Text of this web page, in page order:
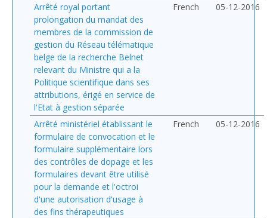
Arrêté royal portant
prolongation du mandat des
membres de la commission de
gestion du Réseau télématique
belge de la recherche Belnet
relevant du Ministre qui a la
Politique scientifique dans ses
attributions, érigé en service de
l'Etat à gestion séparée
French 05-12-2016
Arrêté ministériel établissant le
formulaire de convocation et le
formulaire supplémentaire lors
des contrôles de dopage et les
formulaires devant être utilisé
pour la demande et l'octroi
d'une autorisation d'usage à
des fins thérapeutiques
French 05-12-2016